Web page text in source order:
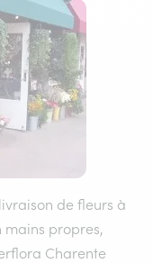
de fleurs à
mains propres,
Charente